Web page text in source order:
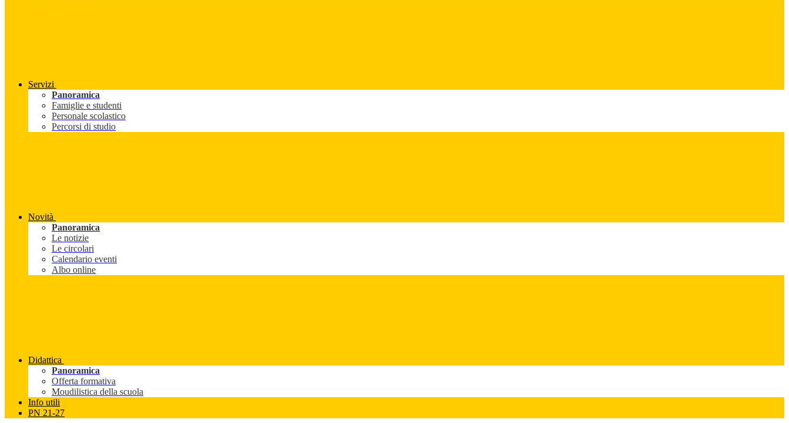
Servizi
Panoramica
Famiglie e studenti
Personale scolastico
Percorsi di studio
Novità
Panoramica
Le notizie
Le circolari
Calendario eventi
Albo online
Didattica
Panoramica
Offerta formativa
Moudilistica della scuola
Info utili
PN 21-27